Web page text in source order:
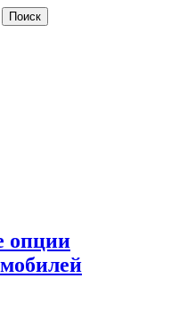
опции